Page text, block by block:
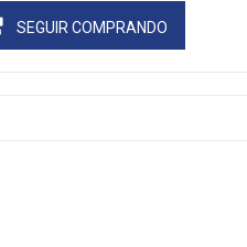
SEGUIR COMPRANDO